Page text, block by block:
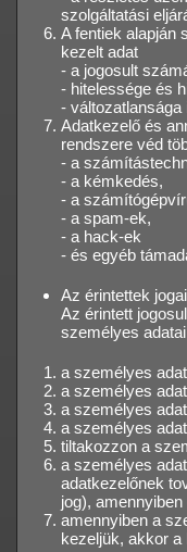
szolgáltatási
A fentiek alapján
kezelt adat
- a jogosult
- hitelessége és
- változatlansága
Adatkezelő és
rendszere véd
- a
- a kémkedés,
- a
- a spam-ek,
- a hack-ek
- és egyéb
Az érintettek jogai
Az érintett
személyes
a személyes
a személyes
a személyes
a személyes
tiltakozzon a
a személyes
adatkezelőnek
jog),
amennyiben a
kezeljük, akkor